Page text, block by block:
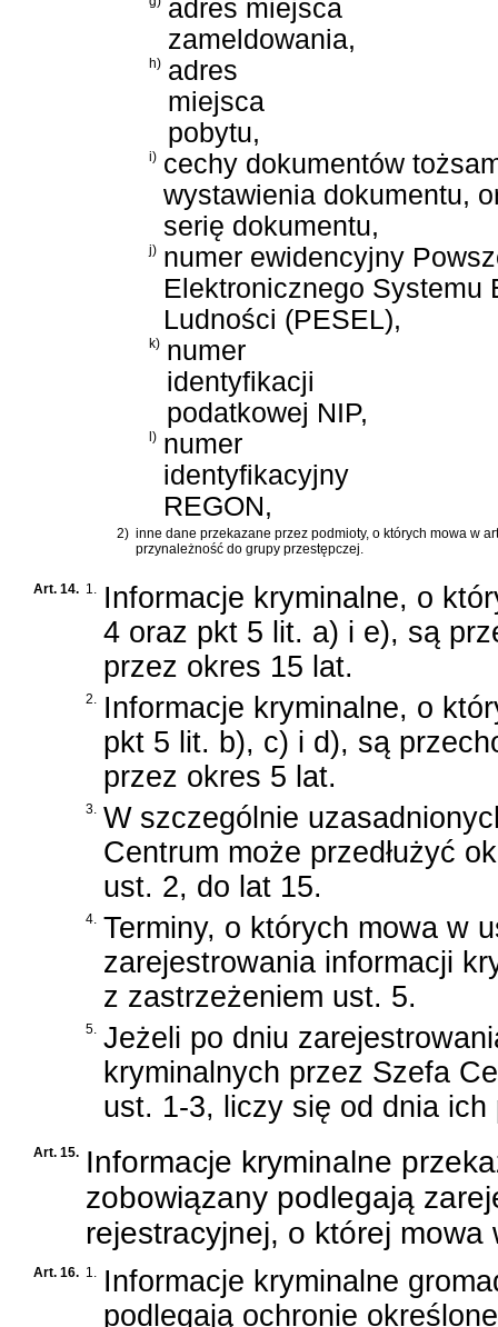
adres miejsca
zameldowania,
h) adres
miejsca
pobytu,
i) cechy dokumentów
wystawienia dokumentu,
serię dokumentu,
j) numer ewidencyjny
Elektronicznego Systemu
Ludności (PESEL),
k) numer
identyfikacji
podatkowej NIP,
l) numer
identyfikacyjny
REGON,
2) inne dane przekazane przez podmioty, o których mowa w
przynależność do grupy przestępczej.
Art. 14. 1.
Informacje kryminalne, o
4 oraz pkt 5 lit. a) i e), są
przez okres 15 lat.
2.
Informacje kryminalne, o
pkt 5 lit. b), c) i d), są
przez okres 5 lat.
3.
W szczególnie
Centrum może przedłużyć
ust. 2, do lat 15.
4.
Terminy, o których mowa w
zarejestrowania informacji
z zastrzeżeniem ust. 5.
5.
Jeżeli po dniu
kryminalnych przez Szefa
ust. 1-3, liczy się od dnia ich
Art. 15. Informacje kryminalne
zobowiązany podlegają
rejestracyjnej, o której mowa
Art. 16. 1.
Informacje kryminalne
podlegają ochronie